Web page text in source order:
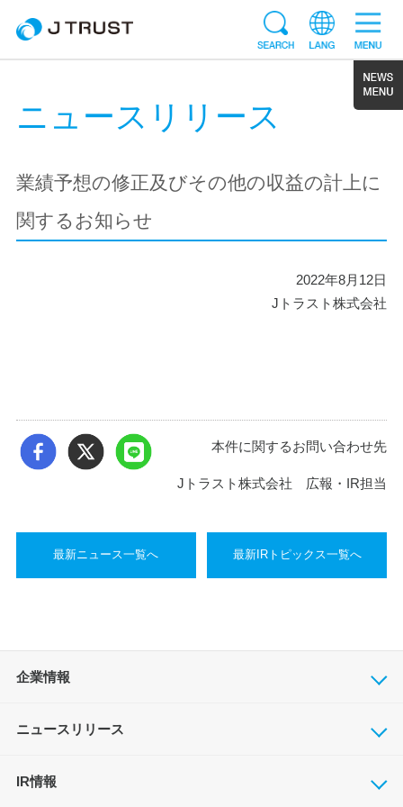
ニュースリリース
業績予想の修正及びその他の収益の計上に
関するお知らせ
2022年8月12日
Jトラスト株式会社
本件に関するお問い合わせ先
Jトラスト株式会社 広報・IR担当
最新ニュース一覧へ 最新IRトピックス一覧へ
企業情報
ニュースリリース
IR情報